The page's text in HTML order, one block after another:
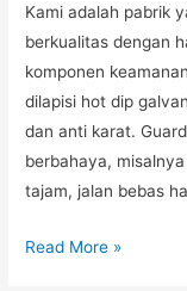
Kami adalah pabrik
berkualitas dengan
komponen
dilapisi hot dip
dan anti karat.
berbahaya,
tajam, jalan bebas
JUAL
Read More »